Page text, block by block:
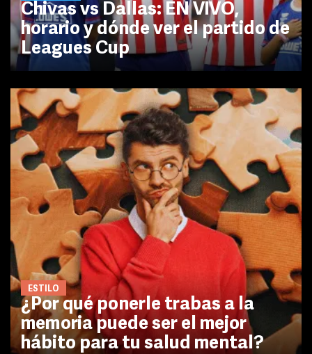
Chivas vs Dallas: EN VIVO,
horario y dónde ver el partido de
Leagues Cup
ESTILO
¿Por qué ponerle trabas a la
memoria puede ser el mejor
hábito para tu salud mental?